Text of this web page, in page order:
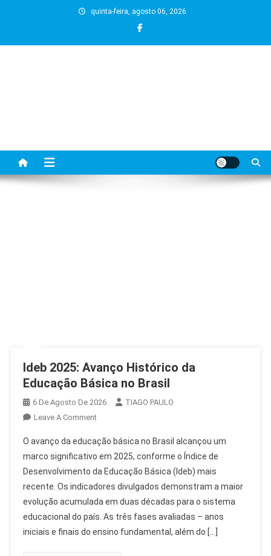
quinta-feira, agosto 06, 2026
Ideb 2025: Avanço Histórico da
Educação Básica no Brasil
6 De Agosto De 2026
TIAGO PAULO
Leave A CommentOn
2025:
Avanço
Histórico
Da
Educação
Básica
O avanço da educação básica no Brasil alcançou um
marco significativo em 2025, conforme o Índice de
Desenvolvimento da Educação Básica (Ideb) mais
recente. Os indicadores divulgados demonstram a maior
evolução acumulada em duas décadas para o sistema
educacional do país. As três fases avaliadas – anos
iniciais e finais do ensino fundamental, além do […]